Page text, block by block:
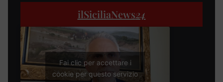
ilSiciliaNews24
Fai clic per accettare i
cookie per questo servizio